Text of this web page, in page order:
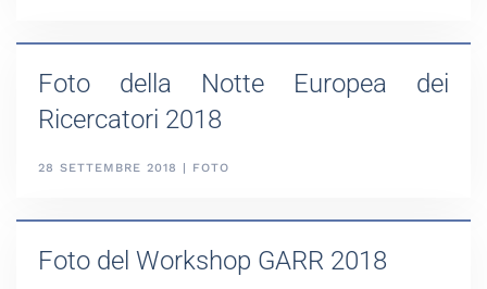
Foto della Notte Europea dei
Ricercatori 2018
28 SETTEMBRE 2018 | FOTO
Foto del Workshop GARR 2018